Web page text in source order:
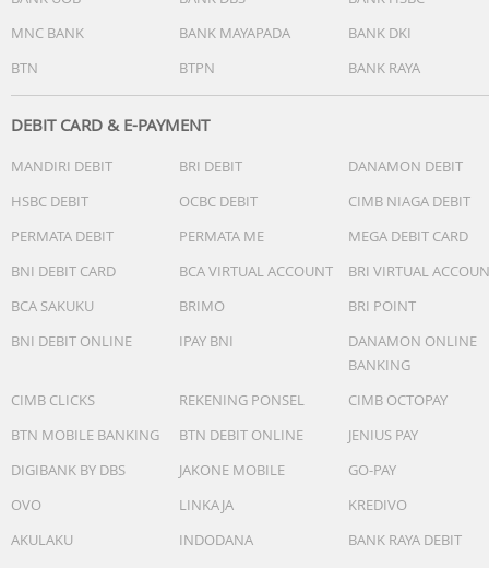
menempel dengan kuat, bekerja dengan lancar dalam
Upgraded Tracking for All Your Subjects
Locks on To Anything
orang, kucing, atau anjing. Alat ini juga dapat mengikuti
objek umum lainnya. Mulai dari barang koleksi, mobil
tetap di tengah. Sorot dan pindahkan fokus seiring
berjalannya cerita Anda.
ActiveTrack 8.0, Unwavering Focus
ActiveTrack 8.0 menghadirkan tingkat kelincahan baru
lensa Anda. Berada di tengah konser yang padat,
masalah; subjek Anda tetap akan menjadi pusat
Fitur ini menangani halangan dan pergerakan cepat
bidikan.
Osmo Mobile 8P memiliki extension rod dan tripod
MNC BANK
BANK MAYAPADA
BANK DKI
BTN
BTPN BANK RAYA
DEBIT CARD & E-PAYMENT
MANDIRI DEBIT BRI DEBIT
DANAMON DEBIT
HSBC DEBIT
OCBC DEBIT
CIMB NIAGA DEBIT
PERMATA DEBIT
PERMATA ME
MEGA DEBIT CARD
BNI DEBIT CARD
BCA VIRTUAL ACCOUNT
BRI VIRTUAL
BCA SAKUKU
BRIMO
BRI POINT
BNI DEBIT ONLINE
IPAY BNI
DANAMON ONLINE
BANKING
CIMB CLICKS
REKENING PONSEL
CIMB OCTOPAY
BTN MOBILE BANKING
BTN DEBIT ONLINE
JENIUS PAY
DIGIBANK BY DBS
JAKONE MOBILE
GO-PAY
OVO
LINKAJA
KREDIVO
AKULAKU
INDODANA BANK RAYA DEBIT